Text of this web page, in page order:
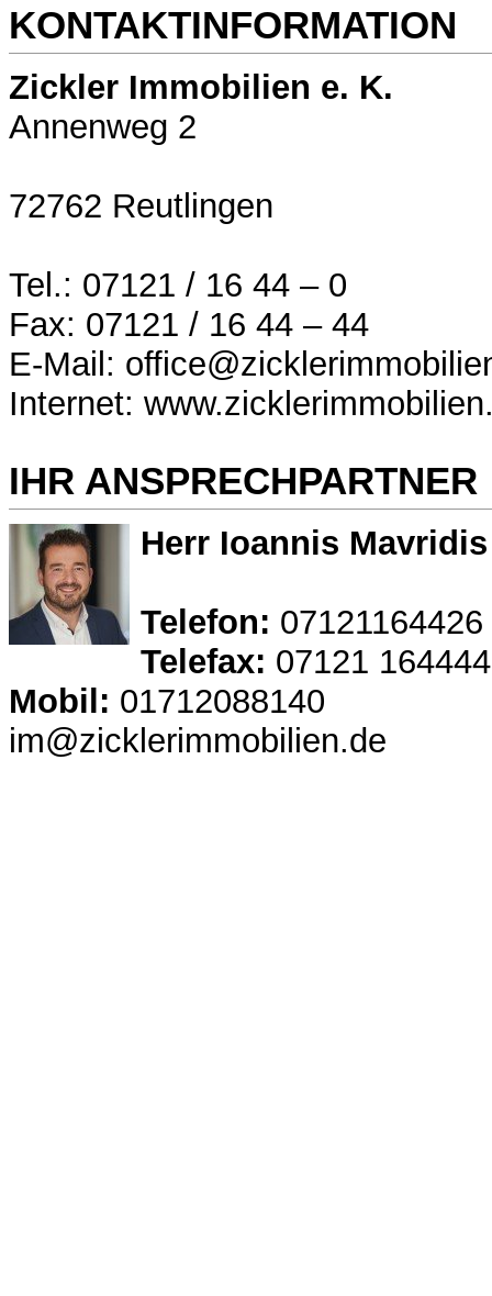
KONTAKTINFORMATION
Zickler Immobilien e. K.
Annenweg 2
72762 Reutlingen
Tel.: 07121 / 16 44 – 0
Fax: 07121 / 16 44 – 44
E-Mail:
Internet:
IHR ANSPRECHPARTNER
Herr Ioannis Mavridis
Telefon: 07121164426
Telefax: 07121 164444
Mobil: 01712088140
im@zicklerimmobilien.de